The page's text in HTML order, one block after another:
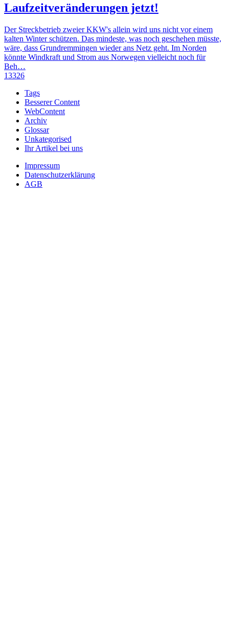
Laufzeitveränderungen jetzt!
Der Streckbetrieb zweier KKW's allein wird uns nicht vor einem
kalten Winter schützen. Das mindeste, was noch geschehen müsste,
wäre, dass Grundremmingen wieder ans Netz geht. Im Norden
könnte Windkraft und Strom aus Norwegen vielleicht noch für
Beh…
13326
Tags
Besserer Content
WebContent
Archiv
Glossar
Unkategorised
Ihr Artikel bei uns
Impressum
Datenschutzerklärung
AGB